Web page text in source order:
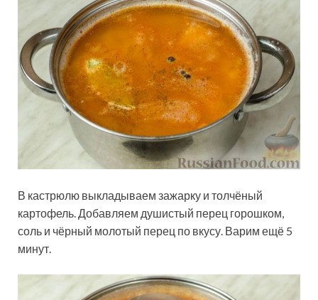
В кастрюлю выкладываем зажарку и толчёный
картофель. Добавляем душистый перец горошком,
соль и чёрный молотый перец по вкусу. Варим ещё 5
минут.